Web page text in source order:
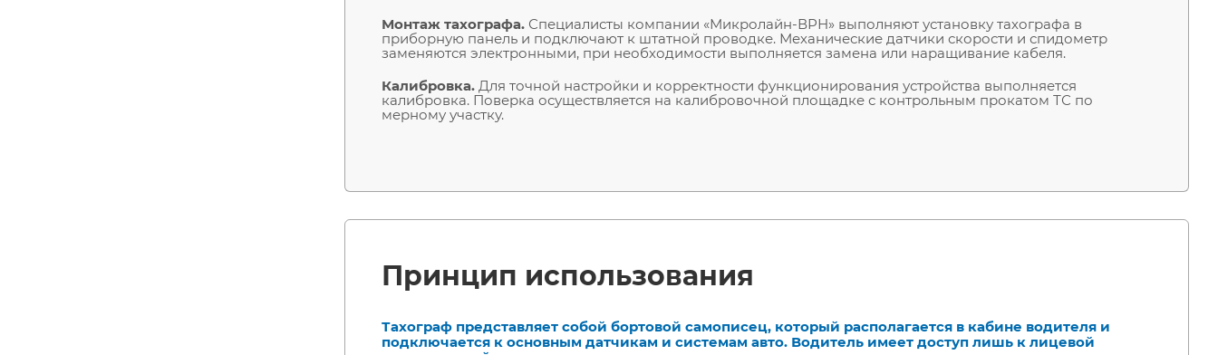
Монтаж тахографа. Специалисты компании «Микролайн-ВРН» выполняют установку тахографа в
приборную панель и подключают к штатной проводке. Механические датчики скорости и спидометр
заменяются электронными, при необходимости выполняется замена или наращивание кабеля.
Калибровка. Для точной настройки и корректности функционирования устройства выполняется
калибровка. Поверка осуществляется на калибровочной площадке с контрольным прокатом ТС по
мерному участку.
Принцип использования
Тахограф представляет собой бортовой самописец, который располагается в кабине водителя и
подключается к основным датчикам и системам авто. Водитель имеет доступ лишь к лицевой